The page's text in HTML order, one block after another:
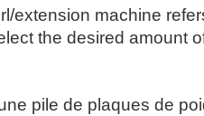
extension machine
the desired amount
pile de plaques de